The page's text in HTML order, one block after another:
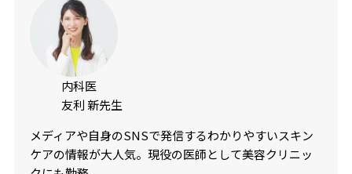
内科医
友利 新先生
メディアや自身のSNSで発信するわかりやすいスキン
ケアの情報が大人気。現役の医師として美容クリニッ